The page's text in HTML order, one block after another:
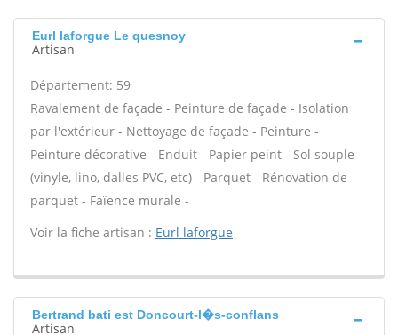
Eurl laforgue Le quesnoy
Artisan
Département: 59
Ravalement de façade - Peinture de façade - Isolation
par l'extérieur - Nettoyage de façade - Peinture -
Peinture décorative - Enduit - Papier peint - Sol souple
(vinyle, lino, dalles PVC, etc) - Parquet - Rénovation de
parquet - Faïence murale -
Voir la fiche artisan : Eurl laforgue
Bertrand bati est Doncourt-l�s-conflans
Artisan